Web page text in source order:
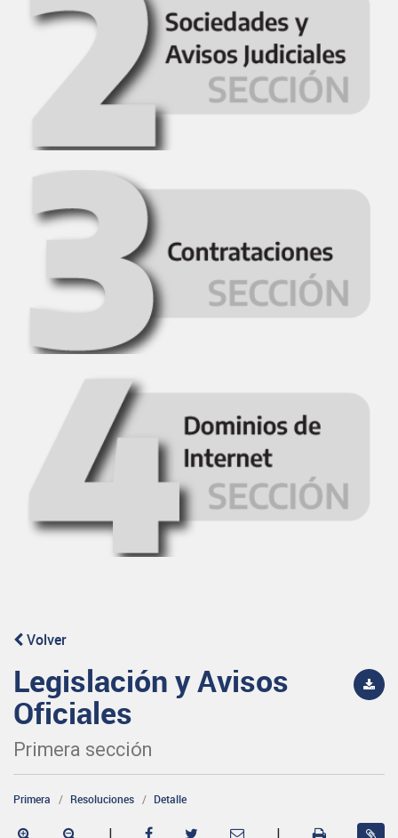
Volver
Legislación y Avisos
Oficiales
Primera sección
Primera Resoluciones Detalle
| |